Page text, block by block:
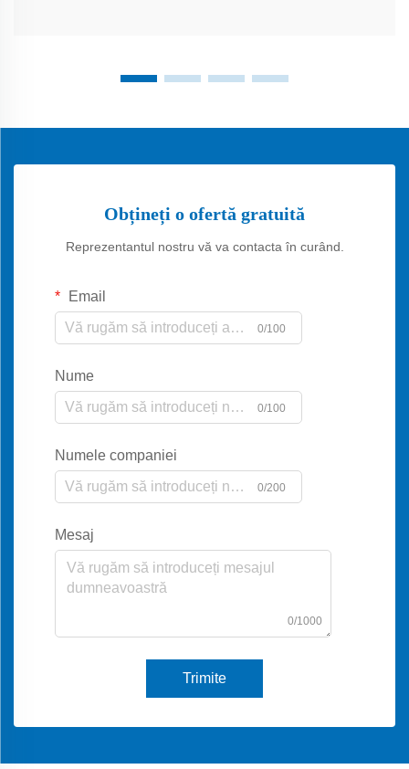
Obțineți o ofertă gratuită
Reprezentantul nostru vă va contacta în curând.
Email
0/100
Nume
0/100
Numele companiei
0/200
Mesaj
0/1000
Trimite